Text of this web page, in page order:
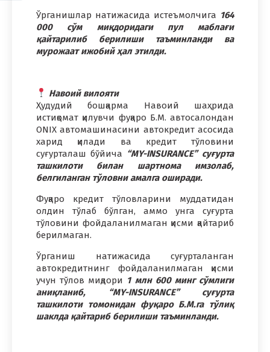
Ўрганишлар натижасида истеъмолчига 164
000 сўм миқдоридаги пул маблағи
қайтарилиб берилиши таъминланди ва
мурожаат ижобий ҳал этилди.
Навоий вилояти
Ҳудудий бошқарма Навоий шаҳрида
истиқомат қилувчи фуқаро Б.М. автосалондан
ONIX автомашинасини автокредит асосида
харид қилади ва кредит тўловини
суғурталаш бўйича “MY-INSURANCE” суғурта
ташкилоти билан шартнома имзолаб,
белгиланган тўловни амалга оширади.
Фуқаро кредит тўловларини муддатидан
олдин тўлаб бўлган, аммо унга суғурта
тўловини фойдаланилмаган қисми қайтариб
берилмаган.
Ўрганиш натижасида суғурталанган
автокредитнинг фойдаланилмаган қисми
учун тўлов миқдори 1 млн 600 минг сўмлиги
аниқланиб, “MY-INSURANCE” суғурта
ташкилоти томонидан фуқаро Б.М.га тўлиқ
шаклда қайтариб берилиши таъминланди.